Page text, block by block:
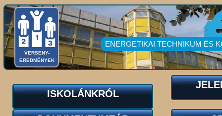
VERSENY-
EREDMÉNYEK
ENERGETIKAI TECHNIKUM ÉS
ISKOLÁNKRÓL